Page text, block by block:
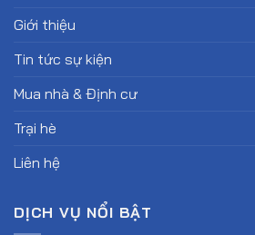
Giới thiệu
Tin tức sự kiện
Mua nhà & Định cư
Trại hè
Liên hệ
DỊCH VỤ NỔI BẬT